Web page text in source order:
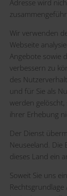
Adresse wird
Wir verwenden
Webseite
Angebote sowie
verbessern zu
des
und für Sie als
werden gelöscht,
ihrer Erhebung
Der Dienst
Neuseeland. Die
dieses Land ein
Soweit Sie uns
Rechtsgrundlage